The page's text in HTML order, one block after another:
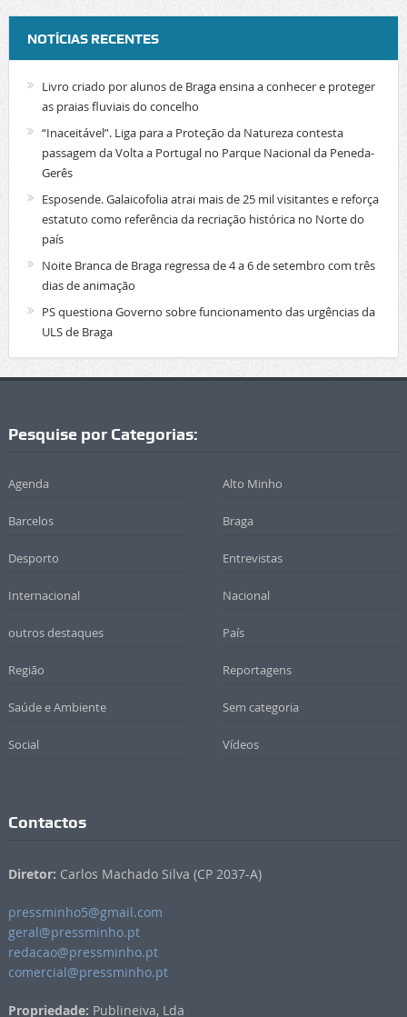
NOTÍCIAS RECENTES
Livro criado por alunos de Braga ensina a conhecer e proteger
as praias fluviais do concelho
“Inaceitável”. Liga para a Proteção da Natureza contesta
passagem da Volta a Portugal no Parque Nacional da Peneda-
Gerês
Esposende. Galaicofolia atrai mais de 25 mil visitantes e reforça
estatuto como referência da recriação histórica no Norte do
país
Noite Branca de Braga regressa de 4 a 6 de setembro com três
dias de animação
PS questiona Governo sobre funcionamento das urgências da
ULS de Braga
Pesquise por Categorias:
Agenda Alto Minho
Barcelos Braga
Desporto Entrevistas
Internacional Nacional
outros destaques País
Região Reportagens
Saúde e Ambiente Sem categoria
Social Vídeos
Contactos
Diretor: Carlos Machado Silva (CP 2037-A)
pressminho5@gmail.com
geral@pressminho.pt
redacao@pressminho.pt
comercial@pressminho.pt
Propriedade: Publineiva, Lda